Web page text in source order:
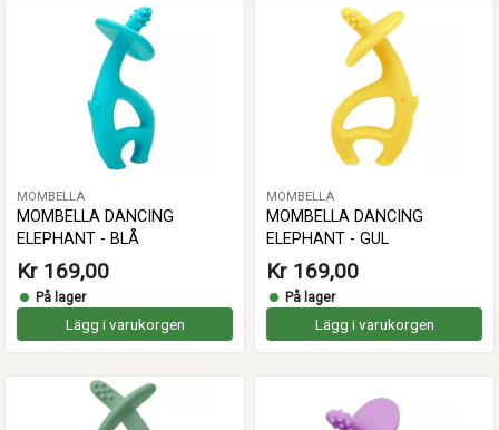
MOMBELLA
MOMBELLA DANCING
ELEPHANT - BLÅ
Kr 169,00
På lager
Lägg i varukorgen
MOMBELLA
MOMBELLA DANCING
ELEPHANT - GUL
Kr 169,00
På lager
Lägg i varukorgen